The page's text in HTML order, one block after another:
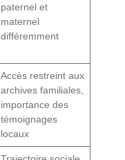
paternel et
maternel
différemment
Accès restreint aux
archives familiales,
importance des
témoignages
locaux